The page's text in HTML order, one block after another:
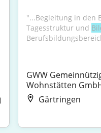
"...Begleitung in den
Tagesstruktur und
GWW
Wohnstätten
Gärtringen